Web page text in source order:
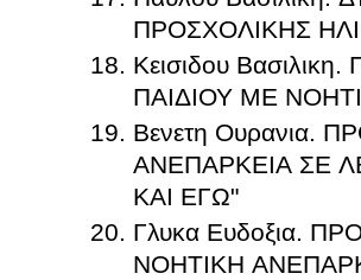
ΠΡΟΣΧΟΛΙΚΗΣ
Κεισιδου
ΠΑΙΔΙΟΥ ΜΕ
Βενετη
ΑΝΕΠΑΡΚΕΙΑ ΣΕ
ΚΑΙ ΕΓΩ"
Γλυκα Ευδοξια.
ΝΟΗΤΙΚΗ